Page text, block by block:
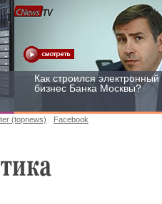
Как строился электронный
бизнес Банка Москвы?
(topnews) Facebook